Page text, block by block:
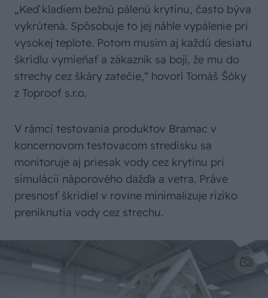
„Keď kladiem bežnú pálenú krytinu, často býva
vykrútená. Spôsobuje to jej náhle vypálenie pri
vysokej teplote. Potom musím aj každú desiatu
škridlu vymieňať a zákazník sa bojí, že mu do
strechy cez škáry zatečie,“ hovorí Tomáš Šóky
z Toproof s.r.o.
V rámci testovania produktov Bramac v
koncernovom testovacom stredisku sa
monitoruje aj priesak vody cez krytinu pri
simulácii náporového dažďa a vetra. Práve
presnosť škridiel v rovine minimalizuje riziko
preniknutia vody cez strechu.